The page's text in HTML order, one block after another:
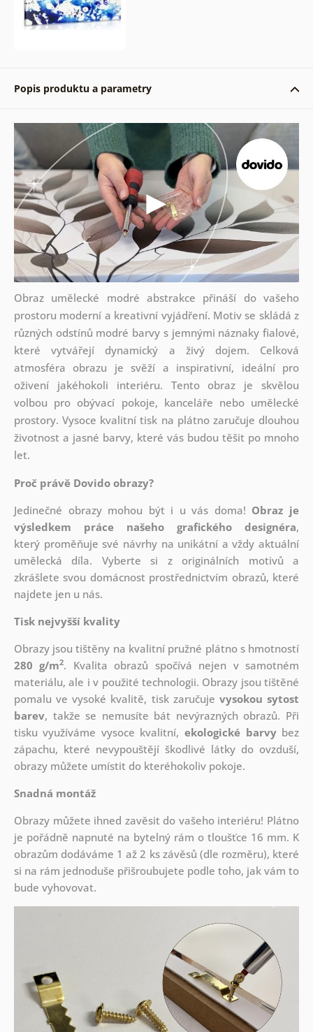
Popis produktu a parametry
Obraz umělecké modré abstrakce přináší do vašeho
prostoru moderní a kreativní vyjádření. Motiv se skládá z
různých odstínů modré barvy s jemnými náznaky fialové,
které vytvářejí dynamický a živý dojem. Celková
atmosféra obrazu je svěží a inspirativní, ideální pro
oživení jakéhokoli interiéru. Tento obraz je skvělou
volbou pro obývací pokoje, kanceláře nebo umělecké
prostory. Vysoce kvalitní tisk na plátno zaručuje dlouhou
životnost a jasné barvy, které vás budou těšit po mnoho
let.
Proč právě Dovido obrazy?
Jedinečné obrazy mohou být i u vás doma! Obraz je
výsledkem práce našeho grafického designéra,
který proměňuje své návrhy na unikátní a vždy aktuální
umělecká díla. Vyberte si z originálních motivů a
zkrášlete svou domácnost prostřednictvím obrazů, které
najdete jen u nás.
Tisk nejvyšší kvality
Obrazy jsou tištěny na kvalitní pružné plátno s hmotností
280 g/m2. Kvalita obrazů spočívá nejen v samotném
materiálu, ale i v použité technologii. Obrazy jsou tištěné
pomalu ve vysoké kvalitě, tisk zaručuje vysokou sytost
barev, takže se nemusíte bát nevýrazných obrazů. Při
tisku využíváme vysoce kvalitní,ekologické barvybez
zápachu, které nevypouštějí škodlivé látky do ovzduší,
obrazy můžete umístit do kteréhokoliv pokoje.
Snadná montáž
Obrazy můžete ihned zavěsit do vašeho interiéru! Plátno
je pořádně napnuté na bytelný rám o tloušťce 16 mm. K
obrazům dodáváme 1 až 2 ks závěsů (dle rozměru), které
si na rám jednoduše přišroubujete podle toho, jak vám to
bude vyhovovat.